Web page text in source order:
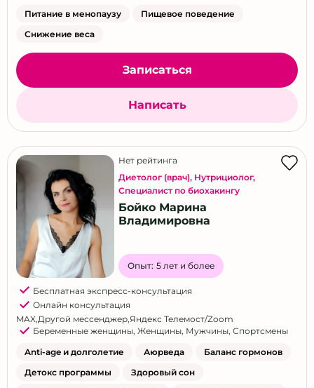
Питание в менопаузу
Пищевое поведение
Снижение веса
Записаться
Написать
Нет рейтинга
Диетолог (врач), Нутрициолог,
Специалист по биохакингу
Бойко Марина
Владимировна
Опыт: 5 лет и более
Бесплатная экспресс-консультация
Онлайн консультация
MAX,Другой мессенджер,Яндекс Телемост/Zoom
Беременные женщины, Женщины, Мужчины, Спортсмены
Anti-age и долголетие Аюрведа
Баланс гормонов
Детокс программы
Здоровый сон